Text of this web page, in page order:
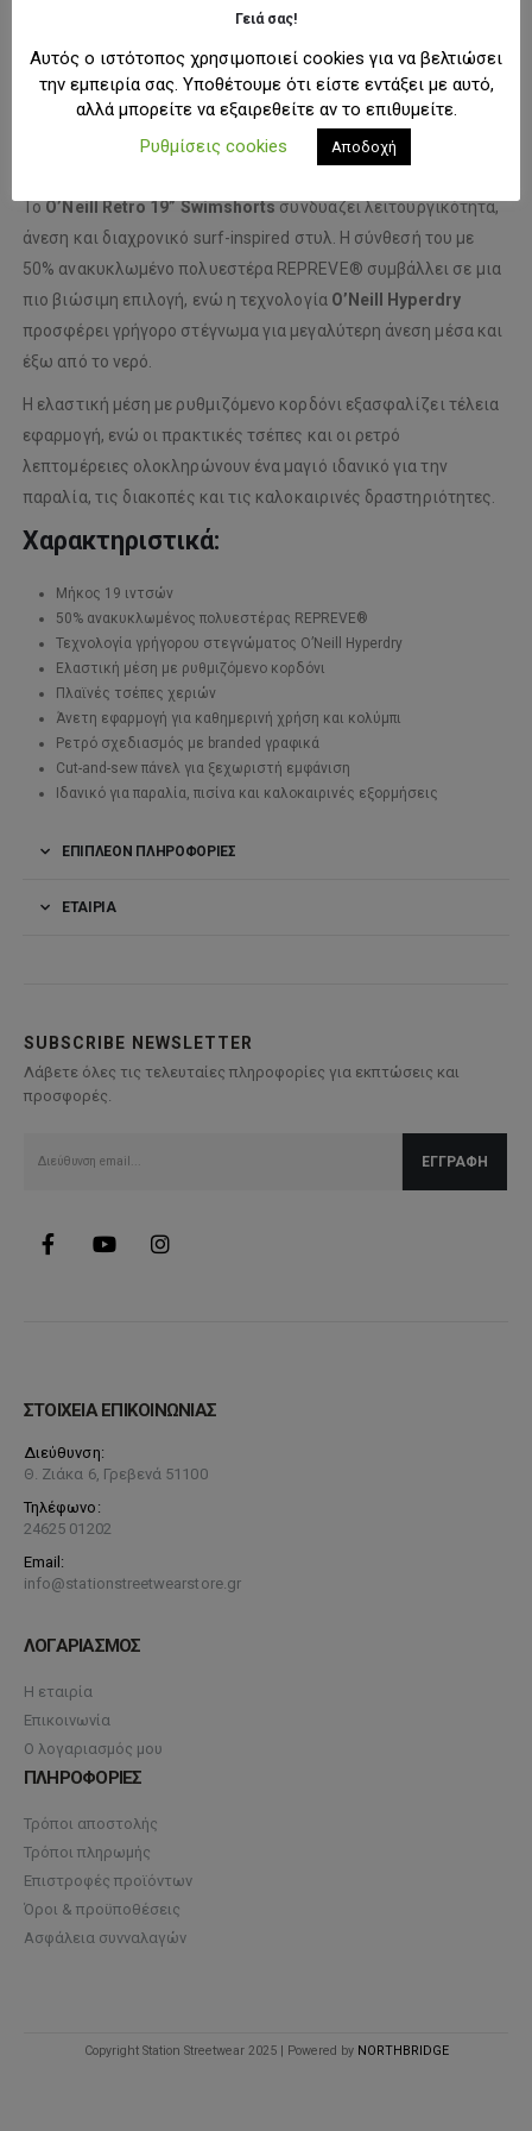
ΤοO’Neill Retro 19” Swimshortsσυνδυάζει λειτουργικότητα,
άνεση και διαχρονικό surf-inspired στυλ. Η σύνθεσή του με
50% ανακυκλωμένο πολυεστέρα REPREVE® συμβάλλει σε μια
πιο βιώσιμη επιλογή, ενώ η τεχνολογία O’Neill Hyperdry
προσφέρει γρήγορο στέγνωμα για μεγαλύτερη άνεση μέσα και
έξω από το νερό.
Η ελαστική μέση με ρυθμιζόμενο κορδόνι εξασφαλίζει τέλεια
εφαρμογή, ενώ οι πρακτικές τσέπες και οι ρετρό
λεπτομέρειες ολοκληρώνουν ένα μαγιό ιδανικό για την
παραλία, τις διακοπές και τις καλοκαιρινές δραστηριότητες.
Χαρακτηριστικά:
Μήκος 19 ιντσών
50% ανακυκλωμένος πολυεστέρας REPREVE®
Τεχνολογία γρήγορου στεγνώματος O’Neill Hyperdry
Ελαστική μέση με ρυθμιζόμενο κορδόνι
Πλαϊνές τσέπες χεριών
Άνετη εφαρμογή για καθημερινή χρήση και κολύμπι
Ρετρό σχεδιασμός με branded γραφικά
Cut-and-sew πάνελ για ξεχωριστή εμφάνιση
Ιδανικό για παραλία, πισίνα και καλοκαιρινές εξορμήσεις
ΕΠΙΠΛΈΟΝ ΠΛΗΡΟΦΟΡΊΕΣ
ΕΤΑΙΡΊΑ
SUBSCRIBE NEWSLETTER
Λάβετε όλες τις τελευταίες πληροφορίες για εκπτώσεις και
προσφορές.
ΣΤΟΙΧΕΙΑ ΕΠΙΚΟΙΝΩΝΙΑΣ
Διεύθυνση:
Θ. Ζιάκα 6, Γρεβενά 51100
Τηλέφωνο:
24625 01202
Email:
info@stationstreetwearstore.gr
ΛΟΓΑΡΙΑΣΜΟΣ
Η εταιρία
Επικοινωνία
Ο λογαριασμός μου
ΠΛΗΡΟΦΟΡΙΕΣ
Τρόποι αποστολής
Τρόποι πληρωμής
Επιστροφές προϊόντων
Όροι & προϋποθέσεις
Ασφάλεια συνναλαγών
Copyright Station Streetwear 2025 | Powered by NORTHBRIDGE
Γειά σας!
Αυτός ο ιστότοπος χρησιμοποιεί cookies για να βελτιώσει
την εμπειρία σας. Υποθέτουμε ότι είστε εντάξει με αυτό,
αλλά μπορείτε να εξαιρεθείτε αν το επιθυμείτε.
Ρυθμίσεις cookies
Αποδοχή